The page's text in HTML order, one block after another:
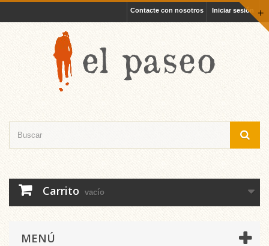
+
Iniciar sesión
Contacte con nosotros
Carrito vacío
MENÚ